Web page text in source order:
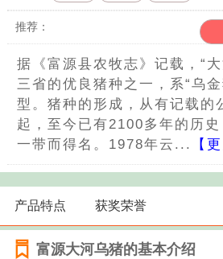
推荐：
据《富源县农牧志》记载，“
三省的优良猪种之一，系“乌
型。猪种的形成，从有记载的
起，至今已有2100多年的历
一带而得名。1978年云...
【
产品特点 获奖荣誉
富源大河乌猪的基本介绍